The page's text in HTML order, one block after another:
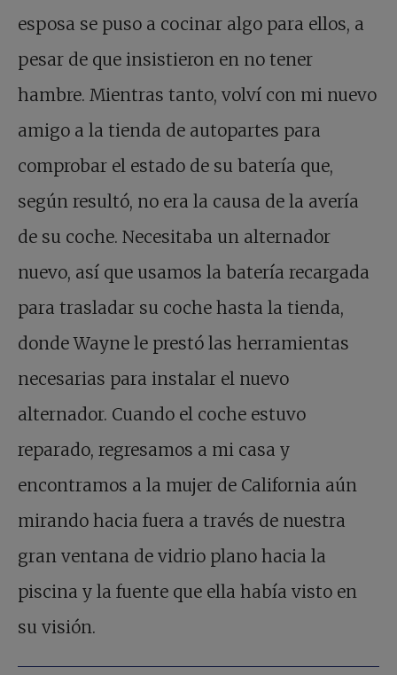
esposa se puso a cocinar algo para ellos, a
pesar de que insistieron en no tener
hambre. Mientras tanto, volví con mi nuevo
amigo a la tienda de autopartes para
comprobar el estado de su batería que,
según resultó, no era la causa de la avería
de su coche. Necesitaba un alternador
nuevo, así que usamos la batería recargada
para trasladar su coche hasta la tienda,
donde Wayne le prestó las herramientas
necesarias para instalar el nuevo
alternador. Cuando el coche estuvo
reparado, regresamos a mi casa y
encontramos a la mujer de California aún
mirando hacia fuera a través de nuestra
gran ventana de vidrio plano hacia la
piscina y la fuente que ella había visto en
su visión.